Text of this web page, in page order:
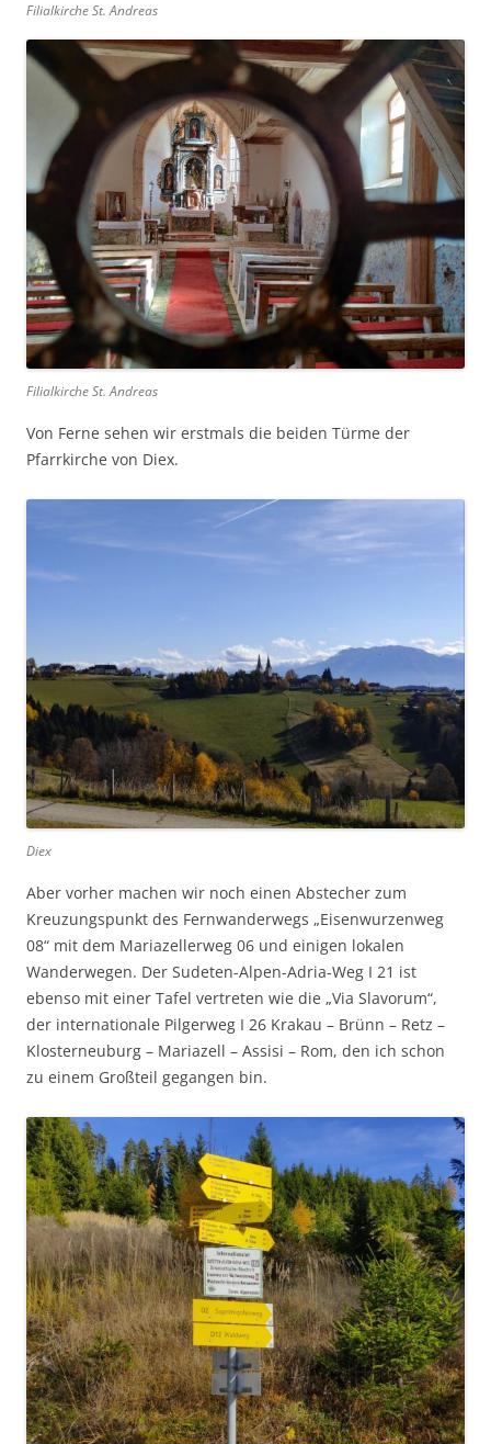
Filialkirche St. Andreas
Filialkirche St. Andreas
Von Ferne sehen wir erstmals die beiden Türme der
Pfarrkirche von Diex.
Diex
Aber vorher machen wir noch einen Abstecher zum
Kreuzungspunkt des Fernwanderwegs „Eisenwurzenweg
08“ mit dem Mariazellerweg 06 und einigen lokalen
Wanderwegen. Der Sudeten-Alpen-Adria-Weg I 21 ist
ebenso mit einer Tafel vertreten wie die „Via Slavorum“,
der internationale Pilgerweg I 26 Krakau – Brünn – Retz –
Klosterneuburg – Mariazell – Assisi – Rom, den ich schon
zu einem Großteil gegangen bin.